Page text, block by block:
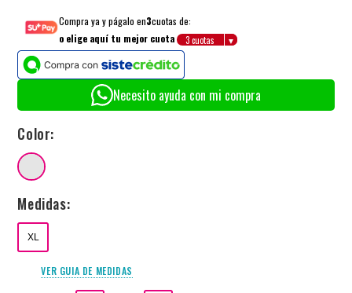
Compra ya y págalo en3cuotas de:
o elige aquí tu mejor cuota
Necesito ayuda con mi compra
Color:
Medidas:
XL
VER GUIA DE MEDIDAS